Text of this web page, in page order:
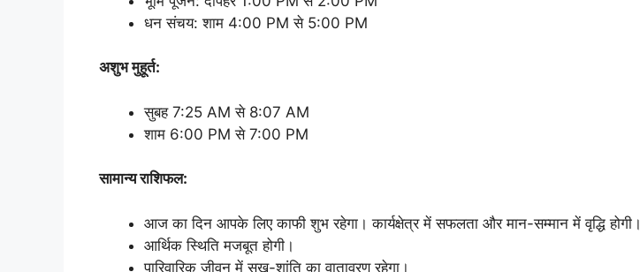
धन संचय: शाम 4:00 PM से 5:00 PM
अशुभ मुहूर्त:
सुबह 7:25 AM से 8:07 AM
शाम 6:00 PM से 7:00 PM
सामान्य राशिफल:
आज का दिन आपके लिए काफी शुभ रहेगा। कार्यक्षेत्र में सफलता और मान-सम्मान में वृद्धि होगी।
आर्थिक स्थिति मजबूत होगी।
पारिवारिक जीवन में सुख-शांति का वातावरण रहेगा।